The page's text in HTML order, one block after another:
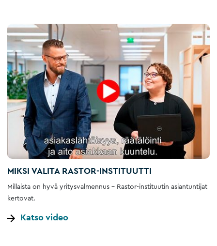
MIKSI VALITA RASTOR-INSTITUUTTI
Millaista on hyvä yritysvalmennus – Rastor-instituutin asiantuntijat
kertovat.
Katso video